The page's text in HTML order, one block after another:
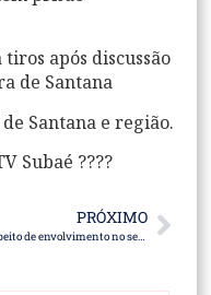
após discussão
de Santana
Santana e região.
Subaé ????
PRÓXIMO
Suspeito de envolvimento no sequestro e latrocínio de entregador na BA é preso